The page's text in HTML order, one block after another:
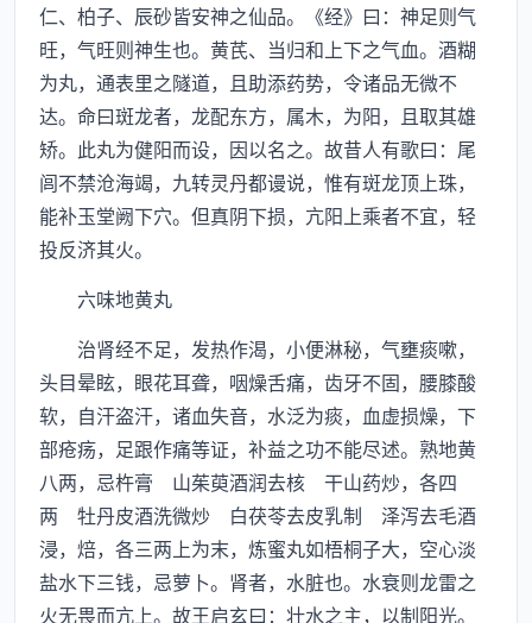
仁、柏子、辰砂皆安神之仙品。《经》曰：神足则气
旺，气旺则神生也。黄芪、当归和上下之气血。酒糊
为丸，通表里之隧道，且助添药势，令诸品无微不
达。命曰斑龙者，龙配东方，属木，为阳，且取其雄
矫。此丸为健阳而设，因以名之。故昔人有歌曰：尾
闾不禁沧海竭，九转灵丹都谩说，惟有斑龙顶上珠，
能补玉堂阙下穴。但真阴下损，亢阳上乘者不宜，轻
投反济其火。
六味地黄丸
治肾经不足，发热作渴，小便淋秘，气壅痰嗽，
头目晕眩，眼花耳聋，咽燥舌痛，齿牙不固，腰膝酸
软，自汗盗汗，诸血失音，水泛为痰，血虚损燥，下
部疮疡，足跟作痛等证，补益之功不能尽述。熟地黄
八两，忌杵膏 山茱萸酒润去核 干山药炒，各四
两 牡丹皮酒洗微炒 白茯苓去皮乳制 泽泻去毛酒
浸，焙，各三两上为末，炼蜜丸如梧桐子大，空心淡
盐水下三钱，忌萝卜。肾者，水脏也。水衰则龙雷之
火无畏而亢上。故王启玄曰：壮水之主，以制阳光。